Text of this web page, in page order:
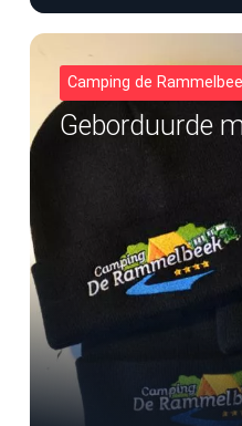
Camping de
Geborduurde